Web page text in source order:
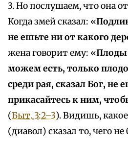
3. Но послушаем, что она
Когда змей сказал: «
не ешьте ни от какого
жена говорит ему: «Плоды
можем есть, только
среди рая, сказал Бог, не
прикасайтесь к ним,
(Быт. 3:2–3). Видишь,
(диавол) сказал то, чего